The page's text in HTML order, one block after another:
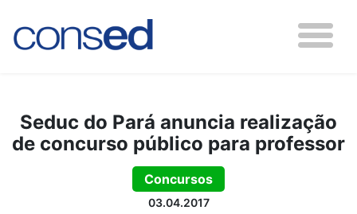
Seduc do Pará anuncia realização
de concurso público para professor
Concursos
03.04.2017